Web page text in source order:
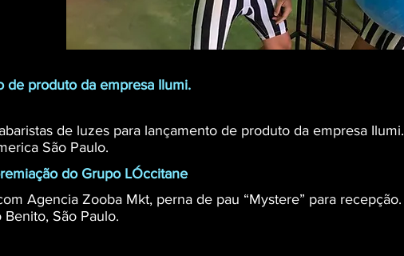
de produto da empresa Ilumi.
de luzes para lançamento de produto da empresa Ilumi.
São Paulo.
do Grupo LÓccitane
Agencia Zooba Mkt, perna de pau “Mystere” para recepção.
Benito, São Paulo.